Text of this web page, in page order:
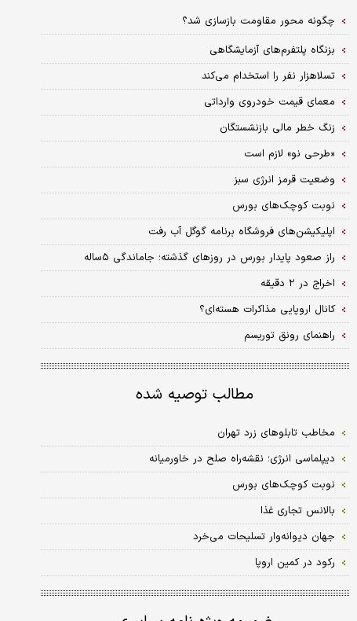
چگونه محور مقاومت بازسازی شد؟
بزنگاه پلتفرم‌های آزمایشگاهی
تسلا‌هزار نفر را استخدام می‌کند
معمای قیمت خودروی وارداتی
زنگ خطر مالی بازنشستگان
«طرحی نو» لازم است
وضعیت قرمز انرژی سبز
نوبت کوچک‏‏‏‏‏‏‏‏‏‏‌های بورس
اپلیکیشن‌های فروشگاه برنامه گوگل آب رفت
راز صعود پایدار بورس در روزهای گذشته؛ جاماندگی ۵‌ساله
اخراج در ۲ دقیقه
کانال اروپایی مذاکرات هسته‌ای؟
راهنمای رونق توریسم
مطالب توصیه شده
مخاطب تابلوهای زرد تهران
دیپلماسی انرژی؛ نقشه‌راه صلح در خاورمیانه
نوبت کوچک‏‏‏‏‏‏‏‏‏‏‌های بورس
بالانس تجاری غذا
جهان دیوانه‏‌وار تسلیحات می‏‌خرد
رکود در کمین اروپا